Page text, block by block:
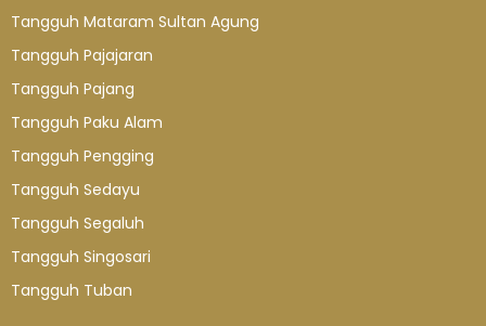
Tangguh Mataram Sultan Agung
Tangguh Pajajaran
Tangguh Pajang
Tangguh Paku Alam
Tangguh Pengging
Tangguh Sedayu
Tangguh Segaluh
Tangguh Singosari
Tangguh Tuban